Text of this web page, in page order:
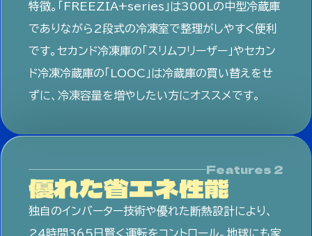
特徴。「FREEZIA+series」は300Lの中型冷蔵庫
でありながら2段式の冷凍室で整理がしやすく便利
です。セカンド冷凍庫の「スリムフリーザー」やセカン
ド冷凍冷蔵庫の「LOOC」は冷蔵庫の買い替えをせ
ずに、冷凍容量を増やしたい方にオススメです。
優れた省エネ性能
独自のインバーター技術や優れた断熱設計により、
24時間365日賢く運転をコントロール。地球にも家